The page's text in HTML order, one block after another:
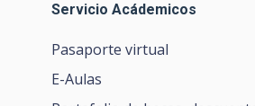
Servicio Acádemicos
Pasaporte virtual
E-Aulas